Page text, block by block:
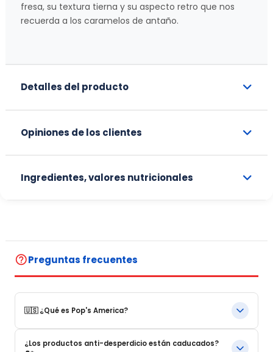
fresa, su textura tierna y su aspecto retro que nos
recuerda a los caramelos de antaño.
Detalles del producto
Opiniones de los clientes
Ingredientes, valores nutricionales
help_outlinePreguntas frecuentes
🇺🇸 ¿Qué es Pop's America?
Pop's America es una tienda online especializada en
¿Los productos anti-desperdicio están caducados?